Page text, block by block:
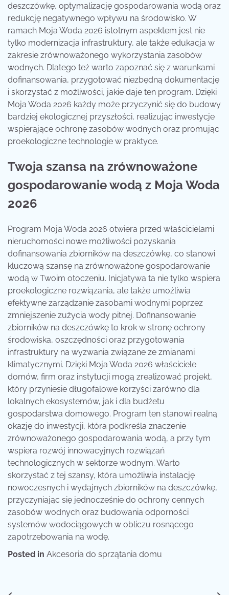
deszczówkę, optymalizację gospodarowania wodą oraz
redukcję negatywnego wpływu na środowisko. W
ramach Moja Woda 2026 istotnym aspektem jest nie
tylko modernizacja infrastruktury, ale także edukacja w
zakresie zrównoważonego wykorzystania zasobów
wodnych. Dlatego też warto zapoznać się z warunkami
dofinansowania, przygotować niezbędną dokumentację
i skorzystać z możliwości, jakie daje ten program. Dzięki
Moja Woda 2026 każdy może przyczynić się do budowy
bardziej ekologicznej przyszłości, realizując inwestycje
wspierające ochronę zasobów wodnych oraz promując
proekologiczne technologie w praktyce.
Twoja szansa na zrównoważone
gospodarowanie wodą z Moja Woda
2026
Program Moja Woda 2026 otwiera przed właścicielami
nieruchomości nowe możliwości pozyskania
dofinansowania zbiorników na deszczówkę, co stanowi
kluczową szansę na zrównoważone gospodarowanie
wodą w Twoim otoczeniu. Inicjatywa ta nie tylko wspiera
proekologiczne rozwiązania, ale także umożliwia
efektywne zarządzanie zasobami wodnymi poprzez
zmniejszenie zużycia wody pitnej. Dofinansowanie
zbiorników na deszczówkę to krok w stronę ochrony
środowiska, oszczędności oraz przygotowania
infrastruktury na wyzwania związane ze zmianami
klimatycznymi. Dzięki Moja Woda 2026 właściciele
domów, firm oraz instytucji mogą zrealizować projekt,
który przyniesie długofalowe korzyści zarówno dla
lokalnych ekosystemów, jak i dla budżetu
gospodarstwa domowego. Program ten stanowi realną
okazję do inwestycji, która podkreśla znaczenie
zrównoważonego gospodarowania wodą, a przy tym
wspiera rozwój innowacyjnych rozwiązań
technologicznych w sektorze wodnym. Warto
skorzystać z tej szansy, która umożliwia instalację
nowoczesnych i wydajnych zbiorników na deszczówkę,
przyczyniając się jednocześnie do ochrony cennych
zasobów wodnych oraz budowania odporności
systemów wodociągowych w obliczu rosnącego
zapotrzebowania na wodę.
Posted in Akcesoria do sprzątania domu